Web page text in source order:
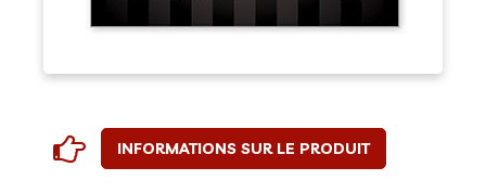
INFORMATIONS SUR LE PRODUIT